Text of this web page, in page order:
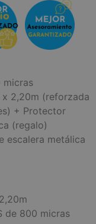
micras
2,20m (reforzada
+ Protector
(regalo)
escalera metálica
de 800 micras